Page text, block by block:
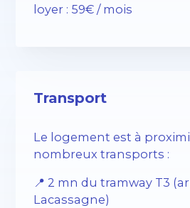
loyer : 59€ / mois
Transport
Le logement est à
nombreux transports :
📍 2 mn du tramway T3
Lacassagne)